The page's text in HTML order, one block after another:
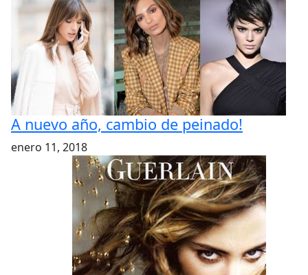
A nuevo año, cambio de peinado!
enero 11, 2018